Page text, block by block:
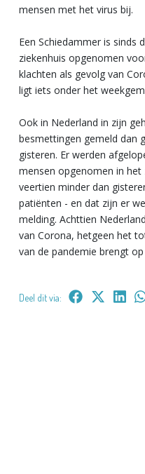
mensen met het virus bij.
Een Schiedammer is sinds
ziekenhuis opgenomen
klachten als gevolg van
ligt iets onder het
Ook in Nederland in zijn
besmettingen gemeld dan
gisteren. Er werden
mensen opgenomen in het
veertien minder dan
patiënten - en dat zijn er
melding. Achttien
van Corona, hetgeen het
van de pandemie brengt op
Deel dit via: